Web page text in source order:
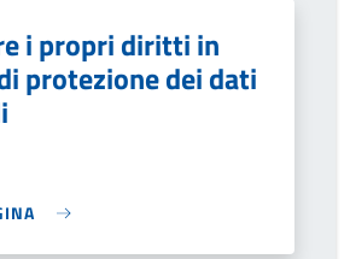
i propri diritti in
protezione dei dati